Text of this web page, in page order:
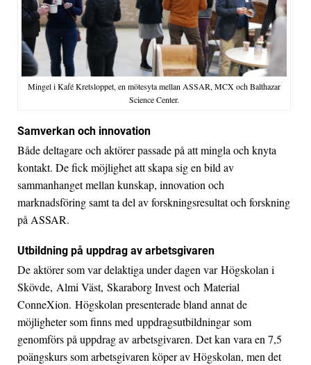
Mingel i Kafé Kretsloppet, en mötesyta mellan ASSAR, MCX och Balthazar
Science Center.
Samverkan och innovation
Både deltagare och aktörer passade på att mingla och knyta
kontakt. De fick möjlighet att skapa sig en bild av
sammanhanget mellan kunskap, innovation och
marknadsföring samt ta del av forskningsresultat och forskning
på ASSAR.
Utbildning på uppdrag av arbetsgivaren
De aktörer som var delaktiga under dagen var Högskolan i
Skövde, Almi Väst, Skaraborg Invest och Material
ConneXion. Högskolan presenterade bland annat de
möjligheter som finns med uppdragsutbildningar som
genomförs på uppdrag av arbetsgivaren. Det kan vara en 7,5
poängskurs som arbetsgivaren köper av Högskolan, men det